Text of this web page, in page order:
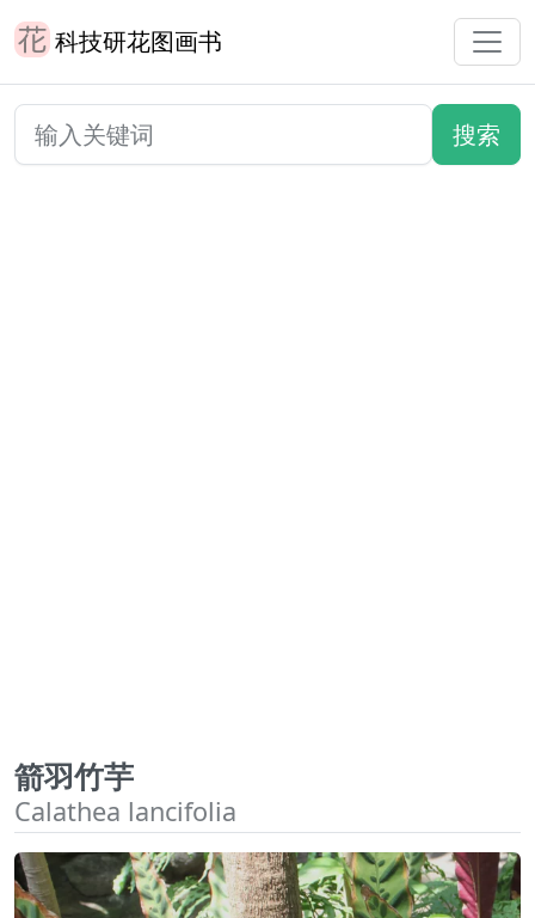
科技研花图画书
箭羽竹芋
Calathea lancifolia